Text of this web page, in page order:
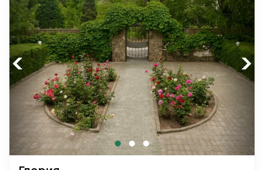
Previous Next